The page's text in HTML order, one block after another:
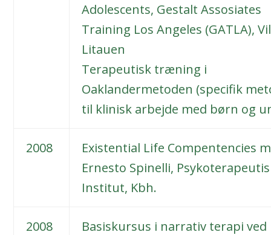
Adolescents, Gestalt Assosiates
Training Los Angeles (GATLA),
Litauen
Terapeutisk træning i
Oaklandermetoden (specifik
til klinisk arbejde med børn og
2008
Existential Life Compentencies
Ernesto Spinelli,
Institut, Kbh.
2008
Basiskursus i narrativ terapi ved